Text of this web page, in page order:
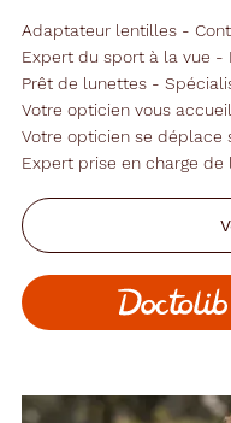
Adaptateur lentilles
Expert du sport à la vue
Prêt de lunettes
Votre opticien vous
Votre opticien se déplace
Expert prise en charge de